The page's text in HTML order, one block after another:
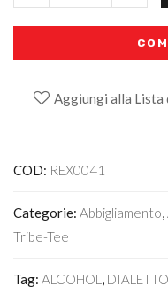
Aggiungi alla Lista
COD: REX0041
Categorie: Abbigliamento,
Tribe-Tee
Tag: ALCOHOL , DIALETTO